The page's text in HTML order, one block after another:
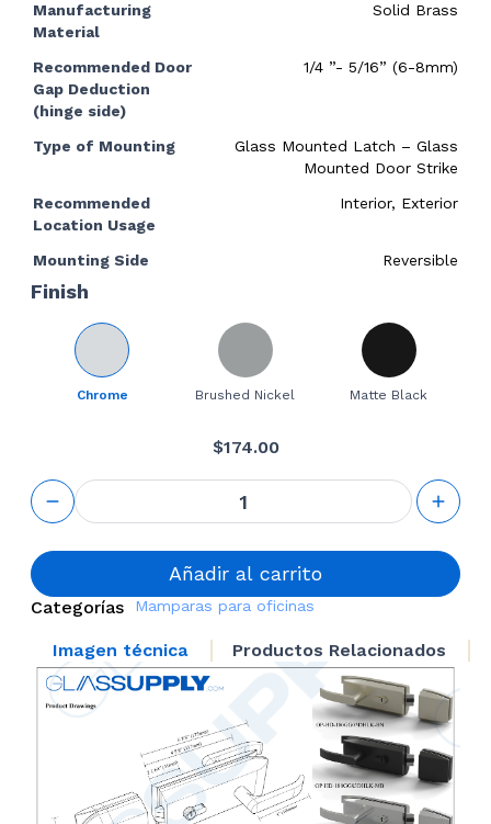
Manufacturing
Material
Solid Brass
Recommended Door
Gap Deduction
(hinge side)
1/4 ”- 5/16” (6-8mm)
Type of Mounting Glass Mounted Latch – Glass
Mounted Door Strike
Recommended
Location Usage
Interior, Exterior
Mounting Side Reversible
Finish
Chrome Brushed Nickel Matte Black
$174.00
Glass to
Glass
Door
Handle
Kit with
Key
Añadir al carrito
Categorías Mamparas para oficinas
Imagen técnica Productos Relacionados